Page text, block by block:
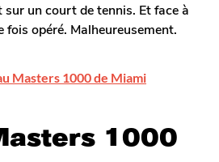
un court de tennis. Et face à
opéré. Malheureusement.
Masters 1000 de Miami
1000